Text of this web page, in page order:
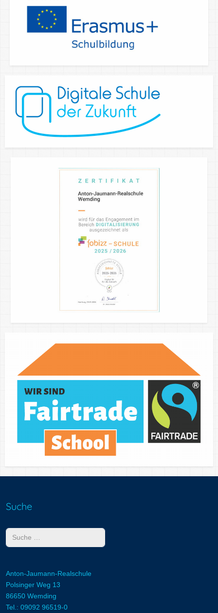
Suche
Suchen
Anton-Jaumann-Realschule
Polsinger Weg 13
86650 Wemding
Tel.: 09092 96519-0